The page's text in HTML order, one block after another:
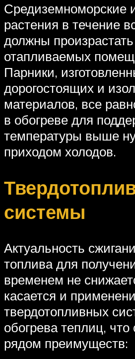
Средиземноморские
растения в течение
должны
отапливаемых
Парники,
дорогостоящих и
материалов, все
в обогреве для
температуры выше
приходом холодов.
системы
Актуальность
топлива для
временем не
касается и
твердотопливных
обогрева теплиц,
рядом преимуществ: